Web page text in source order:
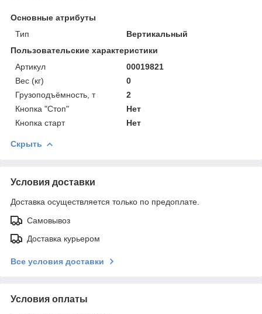
Основные атрибуты
Тип
Вертикальный
Пользовательские характеристики
Артикул
00019821
Вес (кг)
0
Грузоподъёмность, т
2
Кнопка "Стоп"
Нет
Кнопка старт
Нет
Скрыть
Условия доставки
Доставка осуществляется только по предоплате.
Самовывоз
Доставка курьером
Все условия доставки
Условия оплаты